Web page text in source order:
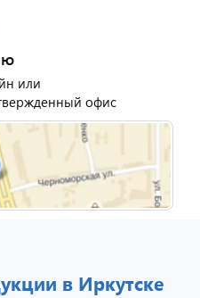
или
офис
в Иркутске